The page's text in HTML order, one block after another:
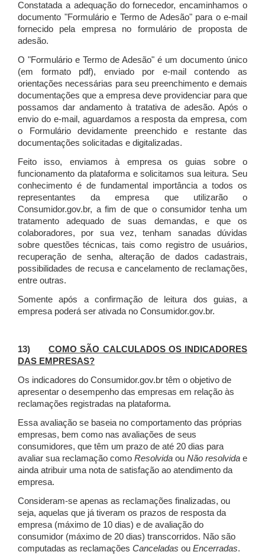
Constatada a adequação do fornecedor, encaminhamos o
documento "Formulário e Termo de Adesão" para o e-mail
fornecido pela empresa no formulário de proposta de
adesão.
O "Formulário e Termo de Adesão" é um documento único
(em formato pdf), enviado por e-mail contendo as
orientações necessárias para seu preenchimento e demais
documentações que a empresa deve providenciar para que
possamos dar andamento à tratativa de adesão. Após o
envio do e-mail, aguardamos a resposta da empresa, com
o Formulário devidamente preenchido e restante das
documentações solicitadas e digitalizadas.
Feito isso, enviamos à empresa os guias sobre o
funcionamento da plataforma e solicitamos sua leitura. Seu
conhecimento é de fundamental importância a todos os
representantes da empresa que utilizarão o
Consumidor.gov.br, a fim de que o consumidor tenha um
tratamento adequado de suas demandas, e que os
colaboradores, por sua vez, tenham sanadas dúvidas
sobre questões técnicas, tais como registro de usuários,
recuperação de senha, alteração de dados cadastrais,
possibilidades de recusa e cancelamento de reclamações,
entre outras.
Somente após a confirmação de leitura dos guias, a
empresa poderá ser ativada no Consumidor.gov.br.
13)COMO SÃO CALCULADOS OS INDICADORES
DAS EMPRESAS?
Os indicadores do Consumidor.gov.br têm o objetivo de
apresentar o desempenho das empresas em relação às
reclamações registradas na plataforma.
Essa avaliação se baseia no comportamento das próprias
empresas, bem como nas avaliações de seus
consumidores, que têm um prazo de até 20 dias para
avaliar sua reclamação como Resolvida ou Não resolvida e
ainda atribuir uma nota de satisfação ao atendimento da
empresa.
Consideram-se apenas as reclamações finalizadas, ou
seja, aquelas que já tiveram os prazos de resposta da
empresa (máximo de 10 dias) e de avaliação do
consumidor (máximo de 20 dias) transcorridos. Não são
computadas as reclamações Canceladas ou Encerradas.